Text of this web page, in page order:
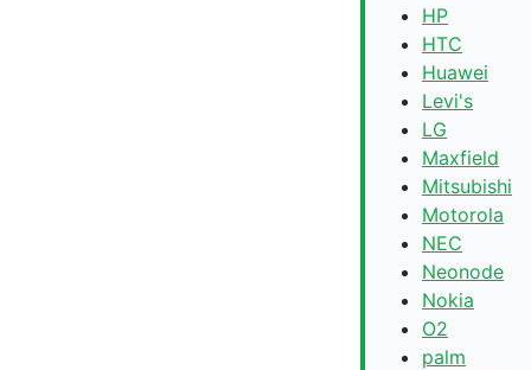
HP
HTC
Huawei
Levi's
LG
Maxfield
Mitsubishi
Motorola
NEC
Neonode
Nokia
O2
palm